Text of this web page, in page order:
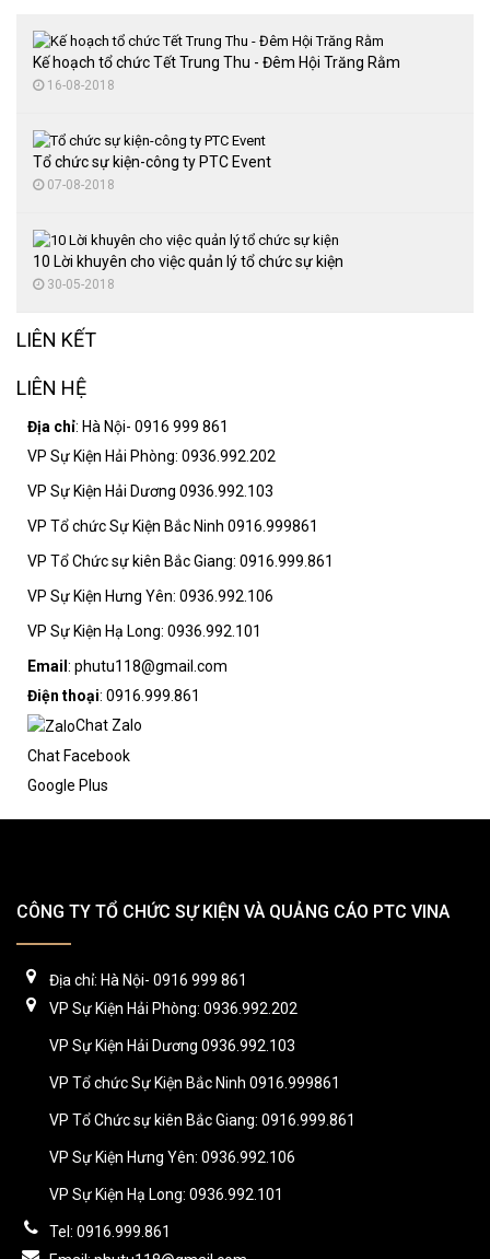
Thuê màn hình LED
Kế hoạch tổ chức Tết Trung Thu - Đêm Hội Trăng Rằm
16-08-2018
Tổ chức sự kiện-công ty PTC Event
07-08-2018
10 Lời khuyên cho việc quản lý tổ chức sự kiện
30-05-2018
LIÊN KẾT
LIÊN HỆ
Địa chỉ: Hà Nội- 0916 999 861
VP Sự Kiện Hải Phòng: 0936.992.202
VP Sự Kiện Hải Dương 0936.992.103
VP Tổ chức Sự Kiện Bắc Ninh 0916.999861
VP Tổ Chức sự kiên Bắc Giang: 0916.999.861
VP Sự Kiện Hưng Yên: 0936.992.106
VP Sự Kiện Hạ Long: 0936.992.101
Email : phutu118@gmail.com
Điện thoại: 0916.999.861
Chat Zalo
Chat Facebook
Google Plus
CÔNG TY TỔ CHỨC SỰ KIỆN VÀ QUẢNG CÁO PTC VINA
Địa chỉ: Hà Nội- 0916 999 861
VP Sự Kiện Hải Phòng: 0936.992.202
VP Sự Kiện Hải Dương 0936.992.103
VP Tổ chức Sự Kiện Bắc Ninh 0916.999861
VP Tổ Chức sự kiên Bắc Giang: 0916.999.861
VP Sự Kiện Hưng Yên: 0936.992.106
VP Sự Kiện Hạ Long: 0936.992.101
Tel: 0916.999.861